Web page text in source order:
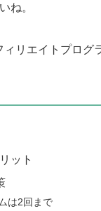
ね。
ィリエイトプログ
ット
は2回まで